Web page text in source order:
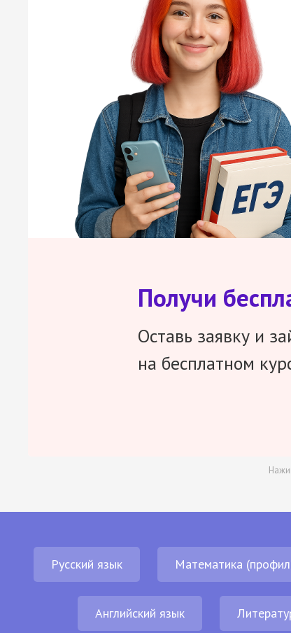
Получи
Оставь заявку и
на бесплатном
Русский язык Математика
Английский язык